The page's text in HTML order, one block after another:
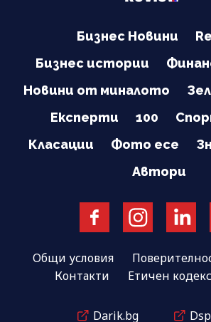
Бизнес Новини
Бизнес истории
Новини от миналото
Експерти
100
Класации
Фото есе
Автори
Общи условия
Контакти
Етичен кодекс
Darik.bg